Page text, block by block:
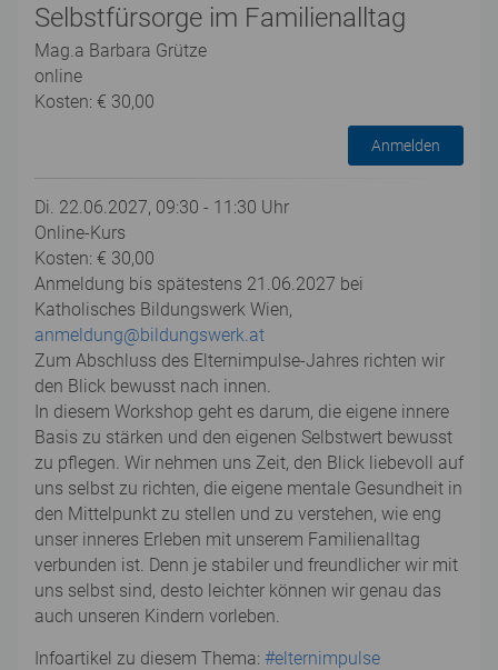
Selbstfürsorge im Familienalltag
Mag.a Barbara Grütze
online
Kosten: € 30,00
Anmelden
Di. 22.06.2027, 09:30 - 11:30 Uhr
Online-Kurs
Kosten: € 30,00
Anmeldung bis spätestens 21.06.2027 bei
Katholisches Bildungswerk Wien,
anmeldung@bildungswerk.at
Zum Abschluss des Elternimpulse-Jahres richten wir
den Blick bewusst nach innen.
In diesem Workshop geht es darum, die eigene innere
Basis zu stärken und den eigenen Selbstwert bewusst
zu pflegen. Wir nehmen uns Zeit, den Blick liebevoll auf
uns selbst zu richten, die eigene mentale Gesundheit in
den Mittelpunkt zu stellen und zu verstehen, wie eng
unser inneres Erleben mit unserem Familienalltag
verbunden ist. Denn je stabiler und freundlicher wir mit
uns selbst sind, desto leichter können wir genau das
auch unseren Kindern vorleben.
Infoartikel zu diesem Thema: #elternimpulse